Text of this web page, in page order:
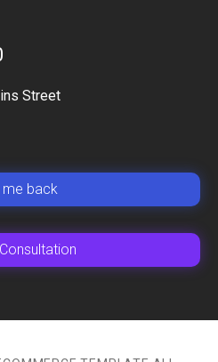
Street
me back